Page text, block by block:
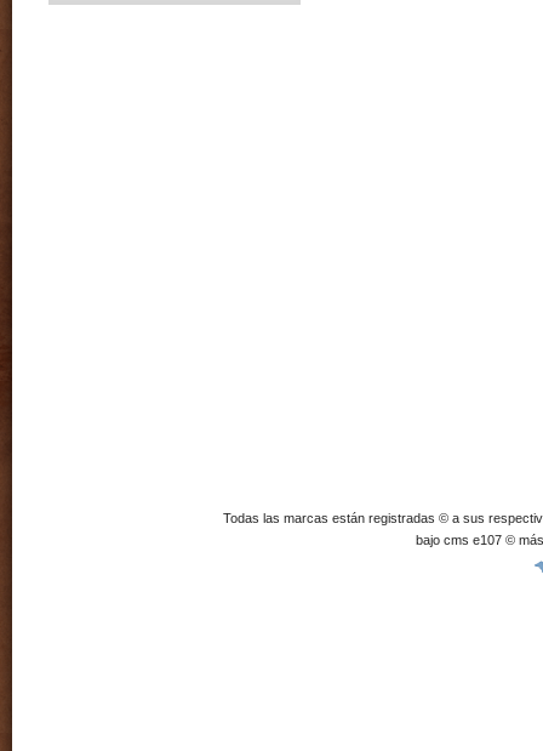
Todas las marcas están registradas © a sus
bajo cms e107 ©